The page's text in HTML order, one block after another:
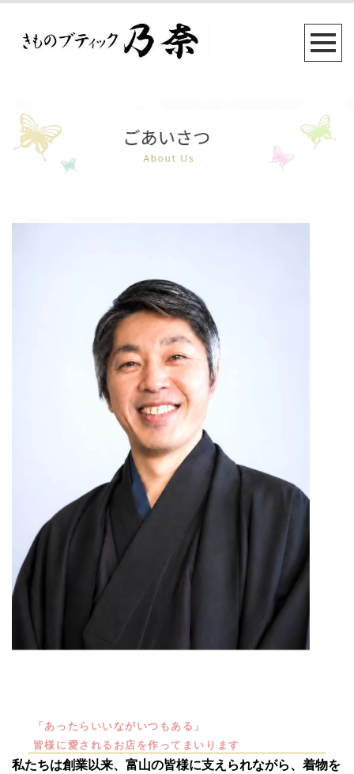
「あったらいいながいつもある」
皆様に愛されるお店を作ってまいります
私たちは創業以来、富山の皆様に支えられながら、着物を